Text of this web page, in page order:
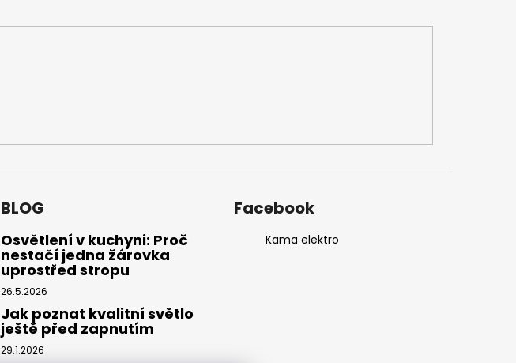
BLOG
Osvětlení v kuchyni: Proč
nestačí jedna žárovka
uprostřed stropu
26.5.2026
Jak poznat kvalitní světlo
ještě před zapnutím
29.1.2026
Facebook
Kama elektro